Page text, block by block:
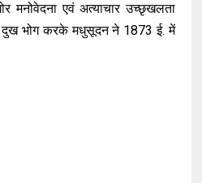
मनोवेदना एवं अत्याचार उच्छृखलता
दुख भोग करके मधुसूदन ने 1873 ई. में